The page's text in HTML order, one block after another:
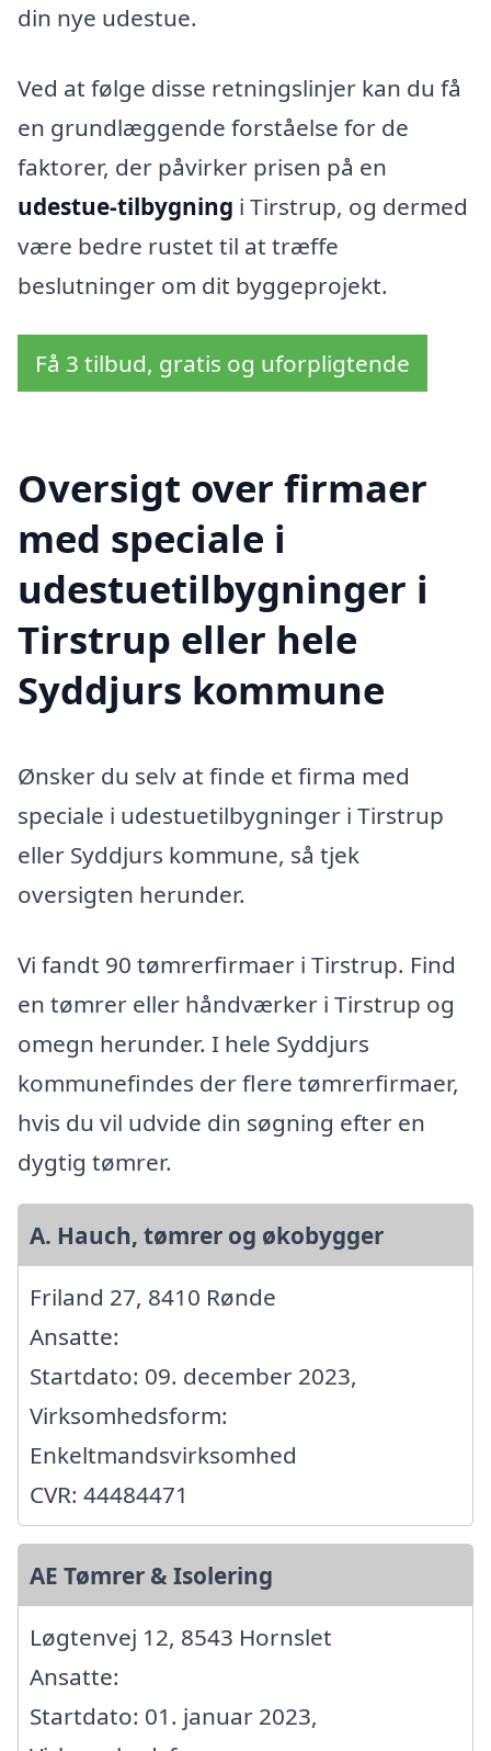
din nye udestue.
Ved at følge disse retningslinjer kan du få
en grundlæggende forståelse for de
faktorer, der påvirker prisen på en
udestue-tilbygning i Tirstrup, og dermed
være bedre rustet til at træffe
beslutninger om dit byggeprojekt.
Få 3 tilbud, gratis og uforpligtende
Oversigt over firmaer
med speciale i
udestuetilbygninger i
Tirstrup eller hele
Syddjurs kommune
Ønsker du selv at finde et firma med
speciale i udestuetilbygninger i Tirstrup
eller Syddjurs kommune, så tjek
oversigten herunder.
Vi fandt 90 tømrerfirmaer i Tirstrup. Find
en tømrer eller håndværker i Tirstrup og
omegn herunder. I hele Syddjurs
kommunefindes der flere tømrerfirmaer,
hvis du vil udvide din søgning efter en
dygtig tømrer.
A. Hauch, tømrer og økobygger
Friland 27, 8410 Rønde
Ansatte:
Startdato: 09. december 2023,
Virksomhedsform:
Enkeltmandsvirksomhed
CVR: 44484471
AE Tømrer & Isolering
Løgtenvej 12, 8543 Hornslet
Ansatte:
Startdato: 01. januar 2023,